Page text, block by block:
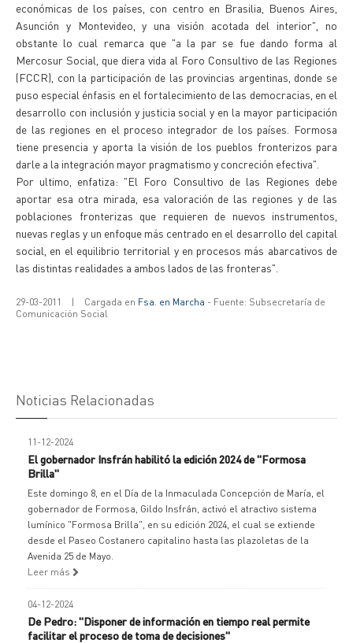
económicas de los países, con centro en Brasilia, Buenos Aires,
Asunción y Montevideo, y una visión acotada del interior", no
obstante lo cual remarca que "a la par se fue dando forma al
Mercosur Social, que diera vida al Foro Consultivo de las Regiones
(FCCR), con la participación de las provincias argentinas, donde se
puso especial énfasis en el fortalecimiento de las democracias, en el
desarrollo con inclusión y justicia social y en la mayor participación
de las regiones en el proceso integrador de los países. Formosa
tiene presencia y aporta la visión de los pueblos fronterizos para
darle a la integración mayor pragmatismo y concreción efectiva".
Por ultimo, enfatiza: "El Foro Consultivo de las Regiones debe
aportar esa otra mirada, esa valoración de las regiones y de las
poblaciones fronterizas que requieren de nuevos instrumentos,
nuevas reglas y un enfoque más centrado en el desarrollo del capital
social, en el equilibrio territorial y en procesos más abarcativos de
las distintas realidades a ambos lados de las fronteras".
29-03-2011 | Cargada en Fsa. en Marcha - Fuente: Subsecretaría de
Comunicación Social
Noticias Relacionadas
11-12-2024
El gobernador Insfrán habilitó la edición 2024 de "Formosa
Brilla"
Este domingo 8, en el Día de la Inmaculada Concepción de María, el
gobernador de Formosa, Gildo Insfrán, activó el atractivo sistema
lumínico "Formosa Brilla", en su edición 2024, el cual se extiende
desde el Paseo Costanero capitalino hasta las plazoletas de la
Avenida 25 de Mayo.
Leer más
04-12-2024
De Pedro: "Disponer de información en tiempo real permite
facilitar el proceso de toma de decisiones"